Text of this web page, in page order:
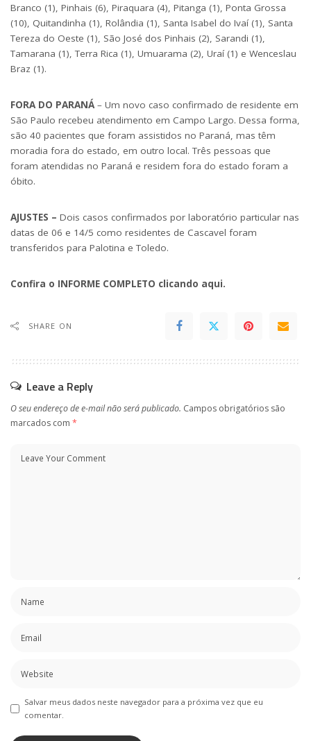
Branco (1), Pinhais (6), Piraquara (4), Pitanga (1), Ponta Grossa
(10), Quitandinha (1), Rolândia (1), Santa Isabel do Ivaí (1), Santa
Tereza do Oeste (1), São José dos Pinhais (2), Sarandi (1),
Tamarana (1), Terra Rica (1), Umuarama (2), Uraí (1) e Wenceslau
Braz (1).
FORA DO PARANÁ– Um novo caso confirmado de residente em
São Paulo recebeu atendimento em Campo Largo. Dessa forma,
são 40 pacientes que foram assistidos no Paraná, mas têm
moradia fora do estado, em outro local. Três pessoas que
foram atendidas no Paraná e residem fora do estado foram a
óbito.
AJUSTES – Dois casos confirmados por laboratório particular nas
datas de 06 e 14/5 como residentes de Cascavel foram
transferidos para Palotina e Toledo.
Confira o INFORME COMPLETO clicando aqui.
SHARE ON
Leave a Reply
O seu endereço de e-mail não será publicado. Campos obrigatórios são
marcados com *
Salvar meus dados neste navegador para a próxima vez que eu
comentar.